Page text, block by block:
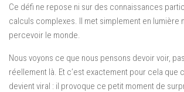
Ce défi ne repose ni sur des connaissances
calculs complexes. Il met simplement en lumière
percevoir le monde.
Nous voyons ce que nous pensons devoir voir,
réellement là. Et c’est exactement pour cela que
devient viral : il provoque ce petit moment de